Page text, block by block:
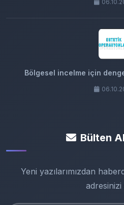
Bölgesel incelme için
Bülten
Yeni yazılarımızdan
adresinizi